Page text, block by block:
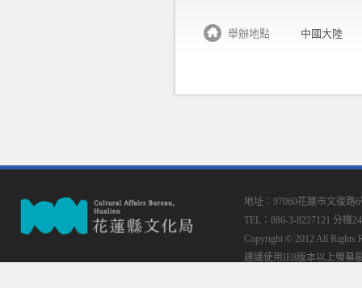
舉辦地點 中國大陸
地址：97060花蓮市文復路
TEL：886-3-8227121 分機
Copyright © 2012 All Rights
建議使用IE8版本以上螢幕